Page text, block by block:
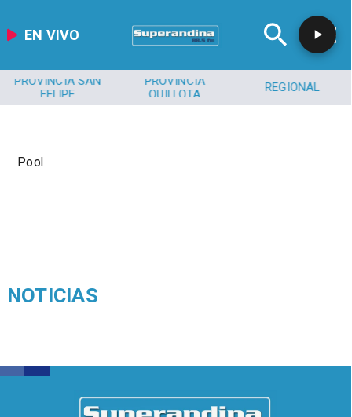
EN VIVO
PROVINCIA SAN
FELIPE
PROVINCIA
QUILLOTA
REGIONAL
Pool
NOTICIAS